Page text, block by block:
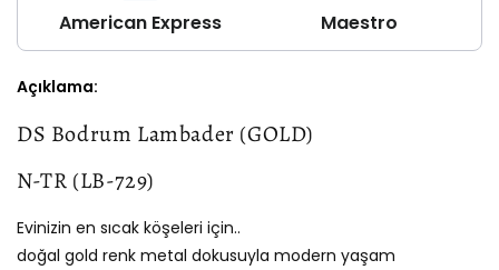
American Express Maestro
Açıklama:
DS Bodrum Lambader (GOLD)
N-TR (LB-729)
Evinizin en sıcak köşeleri için..
doğal gold renk metal dokusuyla modern yaşam